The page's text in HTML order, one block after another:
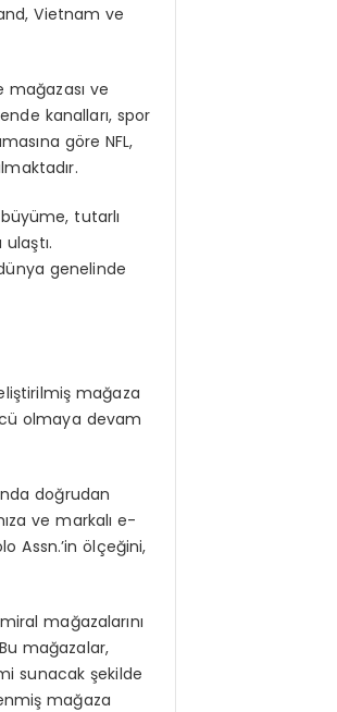
Vietnam ve
mağazası ve
kanalları, spor
ına göre NFL,
ır.
üyüme, tutarlı
ulaştı.
ünya genelinde
ştirilmiş mağaza
ü olmaya devam
doğrudan
ıza ve markalıe-
Assn.’inölçeğini,
mağazalarını
mağazalar,
sunacakşekilde
şmağaza